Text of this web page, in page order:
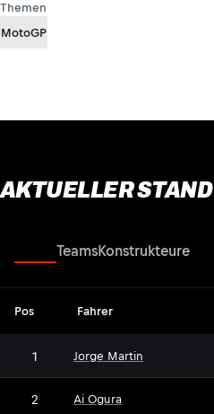
Themen
MotoGP
AKTUELLER STAND
TeamsKonstrukteure
Pos Fahrer
1 Jorge Martin
2 Ai Ogura